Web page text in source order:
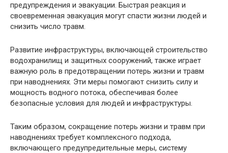
предупреждения и эвакуации. Быстрая реакция и
своевременная эвакуация могут спасти жизни людей и
снизить число травм.
Развитие инфраструктуры, включающей строительство
водохранилищ и защитных сооружений, также играет
важную роль в предотвращении потерь жизни и травм
при наводнениях. Эти меры помогают снизить силу и
мощность водного потока, обеспечивая более
безопасные условия для людей и инфраструктуры.
Таким образом, сокращение потерь жизни и травм при
наводнениях требует комплексного подхода,
включающего предупредительные меры, систему